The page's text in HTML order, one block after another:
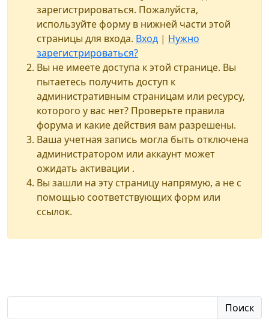
зарегистрироваться. Пожалуйста,
используйте форму в нижней части этой
страницы для входа. Вход | Нужно
зарегистрироваться?
Вы не имеете доступа к этой странице. Вы
пытаетесь получить доступ к
административным страницам или ресурсу,
которого у вас нет? Проверьте правила
форума и какие действия вам разрешены.
Ваша учетная запись могла быть отключена
администратором или аккаунт может
ожидать активации .
Вы зашли на эту страницу напрямую, а не с
помощью соответствующих форм или
ссылок.
Поиск